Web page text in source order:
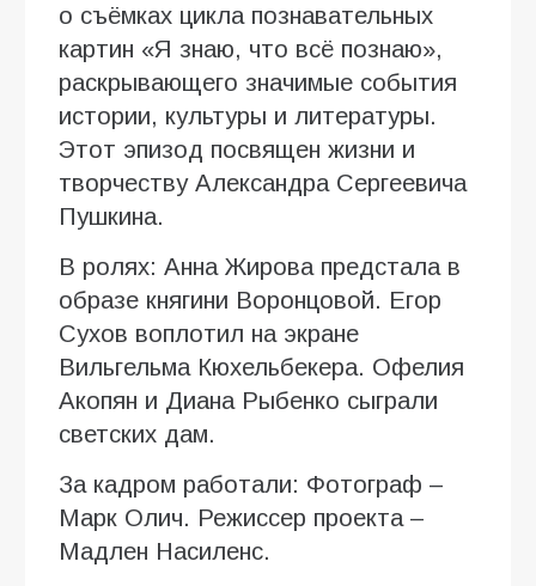
о съёмках цикла познавательных
картин «Я знаю, что всё познаю»,
раскрывающего значимые события
истории, культуры и литературы.
Этот эпизод посвящен жизни и
творчеству Александра Сергеевича
Пушкина.
В ролях: Анна Жирова предстала в
образе княгини Воронцовой. Егор
Сухов воплотил на экране
Вильгельма Кюхельбекера. Офелия
Акопян и Диана Рыбенко сыграли
светских дам.
За кадром работали: Фотограф –
Марк Олич. Режиссер проекта –
Мадлен Насиленс.